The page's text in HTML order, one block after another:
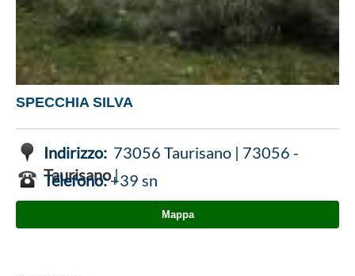
SPECCHIA SILVA
Indirizzo: 73056 Taurisano | 73056 -
Taurisano|
Telefono:+39 sn
Mappa